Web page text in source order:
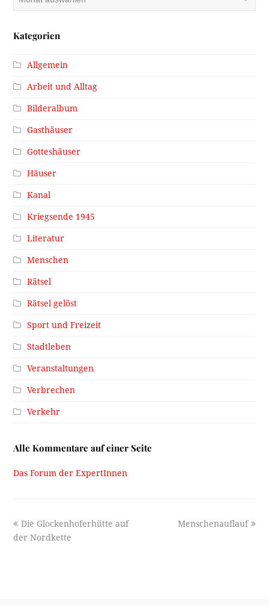
Kategorien
Allgemein
Arbeit und Alltag
Bilderalbum
Gasthäuser
Gotteshäuser
Häuser
Kanal
Kriegsende 1945
Literatur
Menschen
Rätsel
Rätsel gelöst
Sport und Freizeit
Stadtleben
Veranstaltungen
Verbrechen
Verkehr
Alle Kommentare auf einer Seite
Das Forum der ExpertInnen
previous
post:
Die Glockenhoferhütte auf
der Nordkette
next
Menschenauflauf